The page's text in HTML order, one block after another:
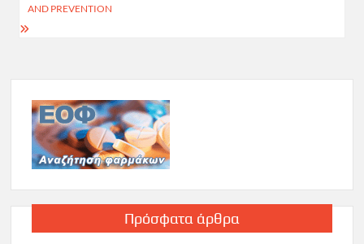
AND PREVENTION
Πρόσφατα άρθρα